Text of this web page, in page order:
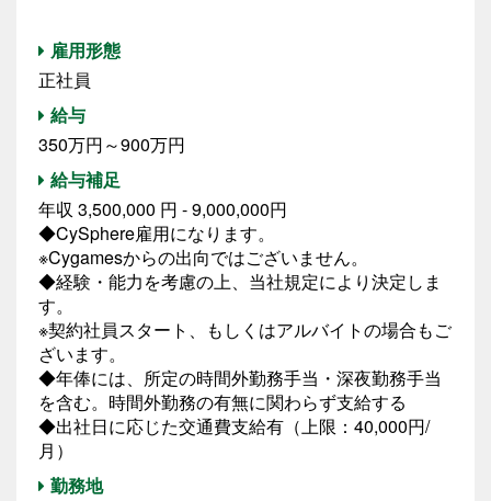
雇用形態
正社員
給与
350万円～900万円
給与補足
年収 3,500,000 円 - 9,000,000円
◆CySphere雇用になります。
※Cygamesからの出向ではございません。
◆経験・能力を考慮の上、当社規定により決定しま
す。
※契約社員スタート、もしくはアルバイトの場合もご
ざいます。
◆年俸には、所定の時間外勤務手当・深夜勤務手当
を含む。時間外勤務の有無に関わらず支給する
◆出社日に応じた交通費支給有（上限：40,000円/
月）
勤務地